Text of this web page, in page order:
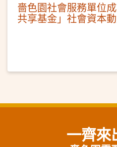
嗇色園社會服務單位
共享基金」社會資本
一齊來